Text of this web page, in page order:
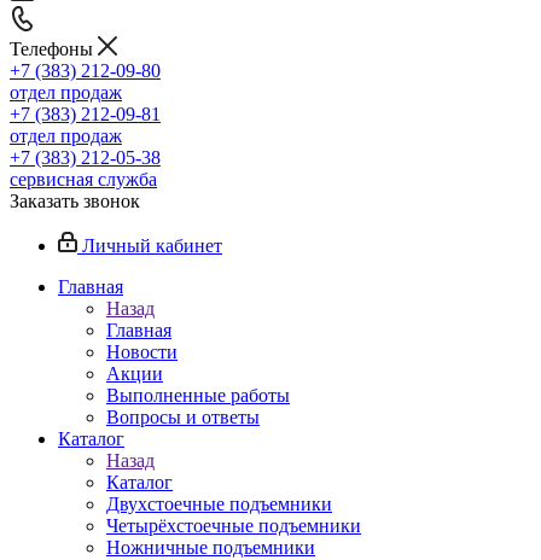
Телефоны
+7 (383) 212-09-80
отдел продаж
+7 (383) 212-09-81
отдел продаж
+7 (383) 212-05-38
сервисная служба
Заказать звонок
Личный кабинет
Главная
Назад
Главная
Новости
Акции
Выполненные работы
Вопросы и ответы
Каталог
Назад
Каталог
Двухстоечные подъемники
Четырёхстоечные подъемники
Ножничные подъемники